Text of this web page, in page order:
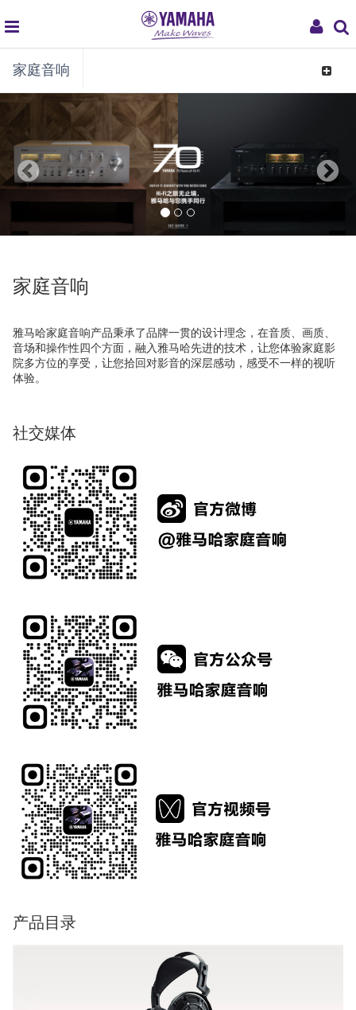
My
global
navigation
家庭音响
Toggle
家庭音响
雅马哈家庭音响产品秉承了品牌一贯的设计理念，在音质、画质、
音场和操作性四个方面，融入雅马哈先进的技术，让您体验家庭影
院多方位的享受，让您拾回对影音的深层感动，感受不一样的视听
体验。
社交媒体
产品目录